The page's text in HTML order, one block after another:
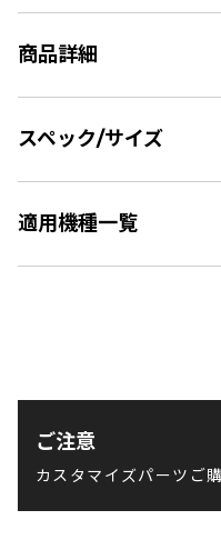
商品詳細
スペック/サイズ
適用機種一覧
ご注意
カスタマイズパーツご